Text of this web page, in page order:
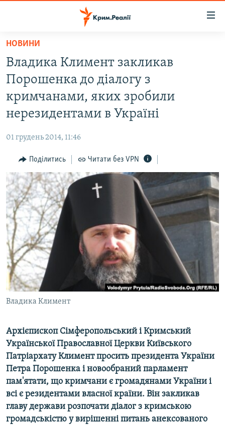
Перейти
основного
матеріалу
Перейти
до
основної
Перейти
пошуку
ВОДА.КРИМ
ВІДЕО ТА ФОТО
ПОГЛЯД
ІНТЕРВ'Ю
ВСЕ ЗА ДЕНЬ
СПЕЦПРОЕКТИ
ДЕПОРТАЦІЯ
ВІДЕОУРОКИ «ELIFBE»
СВІДЧЕННЯ ОКУПАЦІЇ
УКРАЇНСЬКА ПРОБЛЕМА КРИМУ
ІНФОГРАФІКА
ЯК ОБІЙТИ БЛОКУВАННЯ
Русский
Qırımtatar
ДОЛУЧАЙСЯ!
Усі сайти RFE/RL
НОВИНИ
Владика Климент закликав
Порошенка до діалогу з
кримчанами, яких зробили
нерезидентами в Україні
01 грудень 2014, 11:46
Поділитись Читати без VPN
Владика Климент
Архієпископ Сімферопольський і Кримський
Української Православної Церкви Київського
Патріархату Климент просить президента України
Петра Порошенка і новообраний парламент
пам'ятати, що кримчани є громадянами України і
всі є резидентами власної країни. Він закликав
главу держави розпочати діалог з кримською
громадськістю у вирішенні питань анексованого